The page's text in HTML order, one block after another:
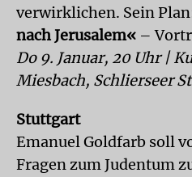
verwirklichen. Sein
nach Jerusalem« –
Do 9. Januar, 20 Uhr |
Miesbach, Schlierseer
Stuttgart
Emanuel Goldfarb soll
Fragen zum Judentum